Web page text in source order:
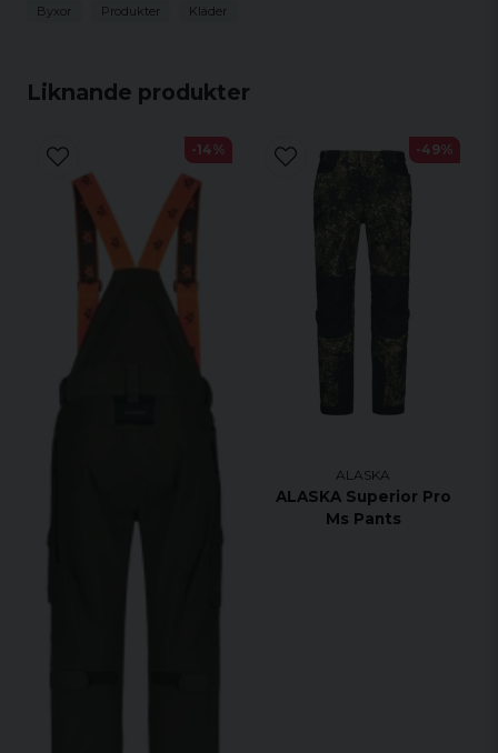
Liknande produkter
-14%
ALASKA
ALASKA Superior Pro
Ms Pants
-49%
Detaljfunktioner
Bekvämt stretchtyg som andas
PFC-fri vattenavstötande behandling
Öppna handfickor
Lårfickor med blixtlås
Dragkedjor för ventilation i sidan
Snörstoppar
Byxor Produkter Kläder